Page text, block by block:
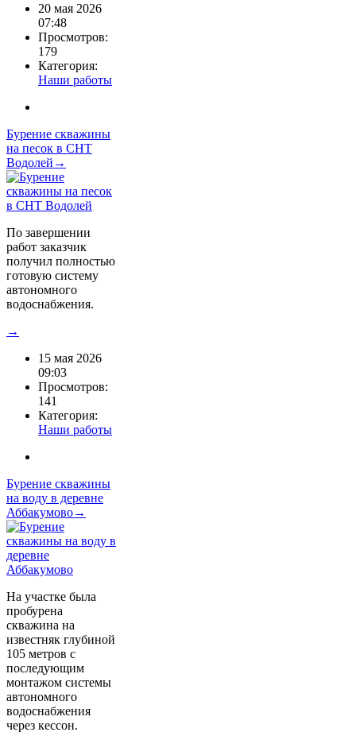
20 мая 2026
07:48
Просмотров:
179
Категория:
Наши работы
Бурение скважины
на песок в СНТ
Водолей→
По завершении
работ заказчик
получил полностью
готовую систему
автономного
водоснабжения.
→
15 мая 2026
09:03
Просмотров:
141
Категория:
Наши работы
Бурение скважины
на воду в деревне
Аббакумово→
На участке была
пробурена
скважина на
известняк глубиной
105 метров с
последующим
монтажом системы
автономного
водоснабжения
через кессон.